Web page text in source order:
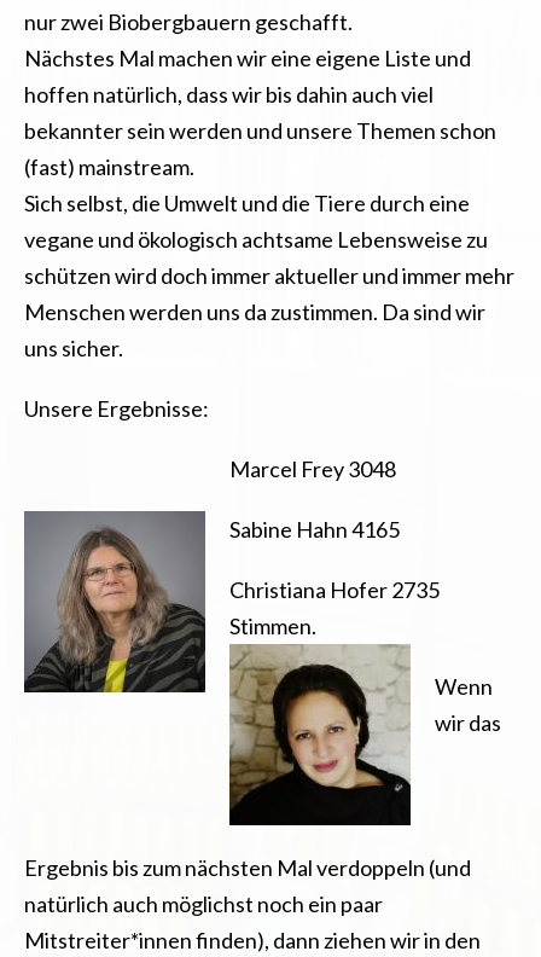
nur zwei Biobergbauern geschafft.
Nächstes Mal machen wir eine eigene Liste und
hoffen natürlich, dass wir bis dahin auch viel
bekannter sein werden und unsere Themen schon
(fast) mainstream.
Sich selbst, die Umwelt und die Tiere durch eine
vegane und ökologisch achtsame Lebensweise zu
schützen wird doch immer aktueller und immer mehr
Menschen werden uns da zustimmen. Da sind wir
uns sicher.
Unsere Ergebnisse:
Marcel Frey 3048
Sabine Hahn 4165
Christiana Hofer 2735
Stimmen.
Wenn
wir das
Ergebnis bis zum nächsten Mal verdoppeln (und
natürlich auch möglichst noch ein paar
Mitstreiter*innen finden), dann ziehen wir in den